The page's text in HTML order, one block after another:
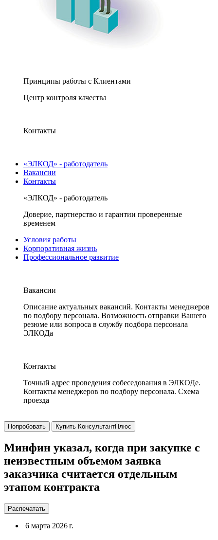
Принципы работы с Клиентами
Центр контроля качества
Контакты
«ЭЛКОД» - работодатель
Вакансии
Контакты
«ЭЛКОД» - работодатель
Доверие, партнерство и гарантии проверенные
временем
Условия работы
Корпоративная жизнь
Профессиональное развитие
Вакансии
Описание актуальных вакансий. Контакты менеджеров
по подбору персонала. Возможность отправки Вашего
резюме или вопроса в службу подбора персонала
ЭЛКОДа
Контакты
Точный адрес проведения собеседования в ЭЛКОДе.
Контакты менеджеров по подбору персонала. Схема
проезда
Попробовать Купить КонсультантПлюс
Минфин указал, когда при закупке с
неизвестным объемом заявка
заказчика считается отдельным
этапом контракта
Распечатать
6 марта 2026 г.